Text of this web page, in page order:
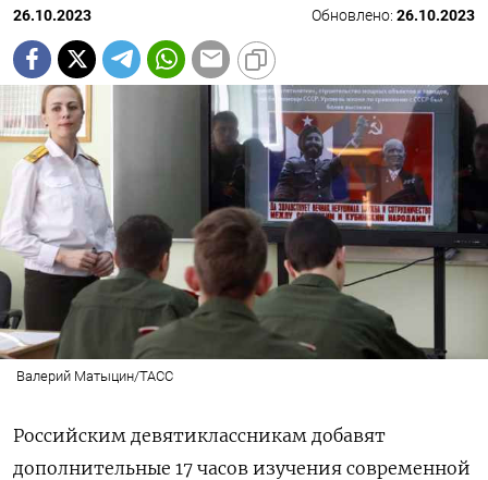
26.10.2023 Обновлено: 26.10.2023
Валерий Матыцин/ТАСС
Российским девятиклассникам добавят
дополнительные 17 часов изучения современной